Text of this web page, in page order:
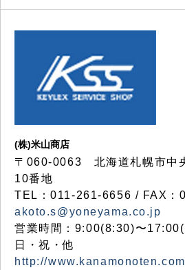
(株)米山商店
〒060-0063 北海道札幌市中
10番地
TEL：011-261-6656 / FAX：
akoto.s@yoneyama.co.jp
営業時間：9:00(8:30)〜
日・祝・他
http://